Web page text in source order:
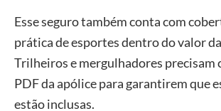
Esse seguro também conta com
prática de esportes dentro do valor
Trilheiros e mergulhadores precisam
PDF da apólice para garantirem que
estão inclusas.